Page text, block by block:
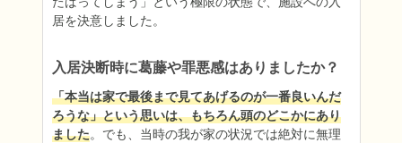
居を決意しました。
入居決断時に葛藤や罪悪感はありましたか？
「本当は家で最後まで見てあげるのが一番良いんだ
ろうな」という思いは、もちろん頭のどこかにあり
ました。でも、当時の我が家の状況では絶対に無理